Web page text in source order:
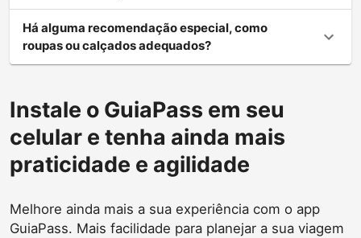
Há alguma recomendação especial, como
roupas ou calçados adequados?
Instale o GuiaPass em seu
celular e tenha ainda mais
praticidade e agilidade
Melhore ainda mais a sua experiência com o app
GuiaPass. Mais facilidade para planejar a sua viagem